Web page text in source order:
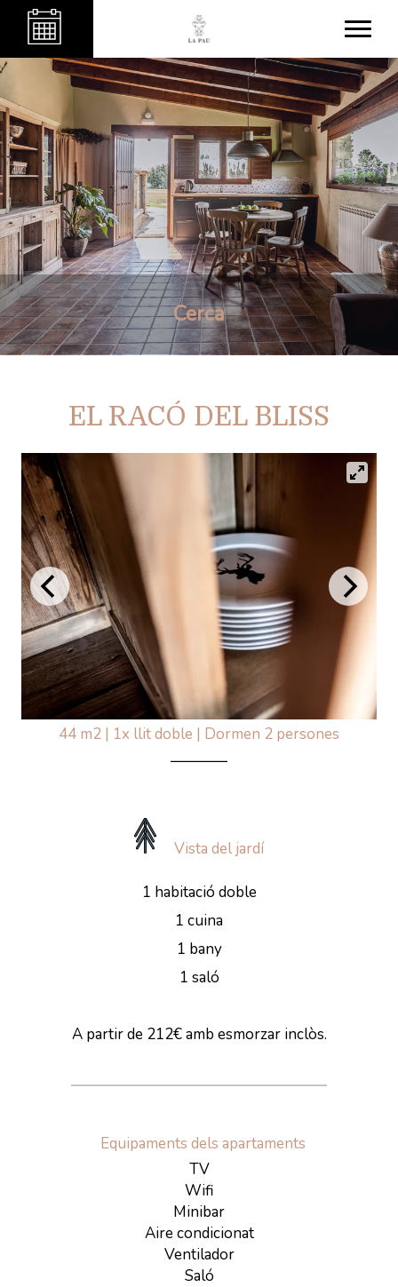
Cerca
EL RACÓ DEL BLISS
44 m2 | 1x llit doble | Dormen 2 persones
Vista del jardí
1 habitació doble
1 cuina
1 bany
1 saló
A partir de 212€ amb esmorzar inclòs.
Equipaments dels apartaments
TV
Wifi
Minibar
Aire condicionat
Ventilador
Saló